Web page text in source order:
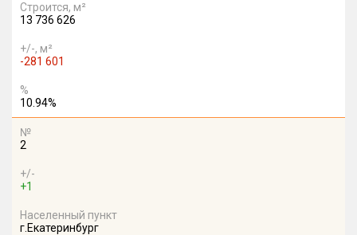
Строится, м²
13 736 626
+/-, м²
-281 601
%
10.94%
№
2
+/-
+1
Населенный пункт
г.Екатеринбург